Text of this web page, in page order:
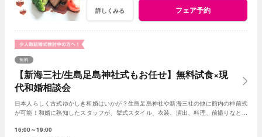
詳しくみる フェア予約
【新海三社/生島足島神社式もお任せ】無料試食×現
代和婚相談会
無料
日本人らしく古式ゆかしき和婚はいかが？生島足島神社や新海三社の他に館内の神前式
が可能！和婚に熟知したスタッフが、挙式スタイル、衣装、演出、料理、前撮りなどト
16:00～19:00